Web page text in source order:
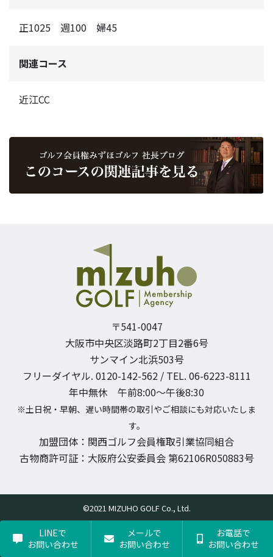
正1025 週100 婦45
関連コース
近江CC
〒541-0047
大阪市中央区淡路町2丁目2番6号
サンマイン北浜503号
フリーダイヤル. 0120-142-562 / TEL. 06-6223-8111
年中無休 午前8:00〜午後8:30
※土日祝・早朝、遅い時間帯の取引やご相談にも対応いたしま
す。
加盟団体：関西ゴルフ会員権取引業協同組合
古物商許可証：大阪府公安委員会 第62106R050883号
©2021 MIZUHO GOLF Co., Ltd.
LINEで
お問い合わせ
メールで
お問い合わせ
お電話で
お問い合わせ